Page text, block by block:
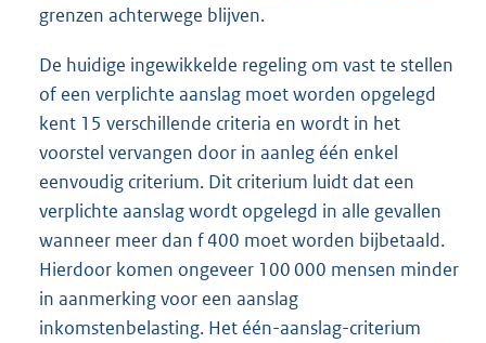
grenzen achterwege blijven.
De huidige ingewikkelde regeling om vast te stellen
of een verplichte aanslag moet worden opgelegd
kent 15 verschillende criteria en wordt in het
voorstel vervangen door in aanleg één enkel
eenvoudig criterium. Dit criterium luidt dat een
verplichte aanslag wordt opgelegd in alle gevallen
wanneer meer dan f 400 moet worden bijbetaald.
Hierdoor komen ongeveer 100 000 mensen minder
in aanmerking voor een aanslag
inkomstenbelasting. Het één-aanslag-criterium